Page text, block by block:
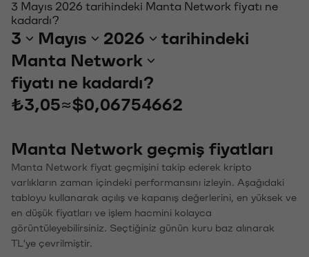
3 Mayıs 2026 tarihindeki Manta Network fiyatı ne
kadardı?
3 Mayıs 2026
tarihindeki
Manta Network
fiyatı ne kadardı?
₺3,05≈$0,06754662
Manta Network geçmiş fiyatları
Manta Network fiyat geçmişini takip ederek kripto
varlıkların zaman içindeki performansını izleyin. Aşağıdaki
tabloyu kullanarak açılış ve kapanış değerlerini, en yüksek ve
en düşük fiyatları ve işlem hacmini kolayca
görüntüleyebilirsiniz. Seçtiğiniz günün kuru baz alınarak
TL'ye çevrilmiştir.